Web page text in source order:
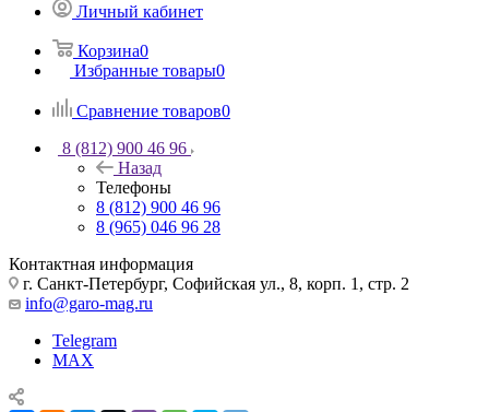
Личный кабинет
Корзина0
Избранные товары0
Сравнение товаров0
8 (812) 900 46 96
Назад
Телефоны
8 (812) 900 46 96
8 (965) 046 96 28
Контактная информация
г. Санкт-Петербург, Софийская ул., 8, корп. 1, стр. 2
info@garo-mag.ru
Telegram
MAX